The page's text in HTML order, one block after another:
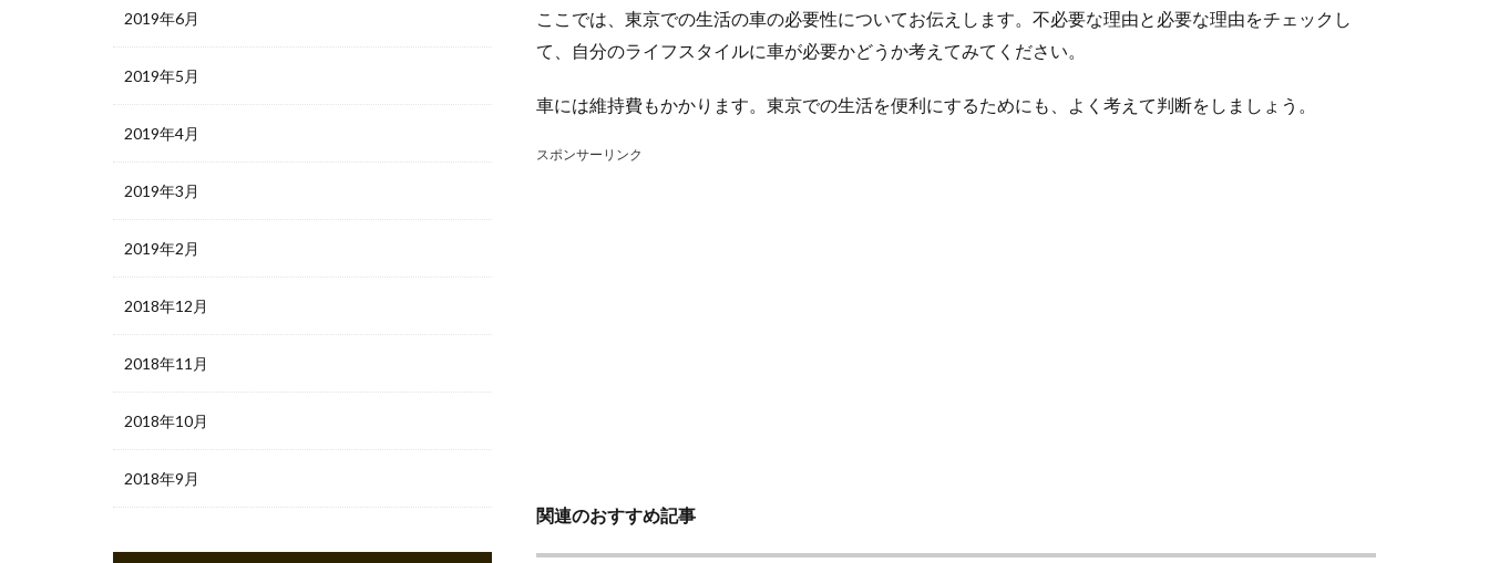
ここでは、東京での生活の車の必要性についてお伝えします。不必要な理由と必要な理由をチェックし
て、自分のライフスタイルに車が必要かどうか考えてみてください。
車には維持費もかかります。東京での生活を便利にするためにも、よく考えて判断をしましょう。
スポンサーリンク
関連のおすすめ記事
2019年6月
2019年5月
2019年4月
2019年3月
2019年2月
2018年12月
2018年11月
2018年10月
2018年9月